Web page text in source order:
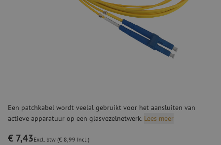
Een patchkabel wordt veelal gebruikt voor het aansluiten van
actieve apparatuur op een glasvezelnetwerk. Lees meer
€ 7,43Excl. btw (€ 8,99 Incl.)